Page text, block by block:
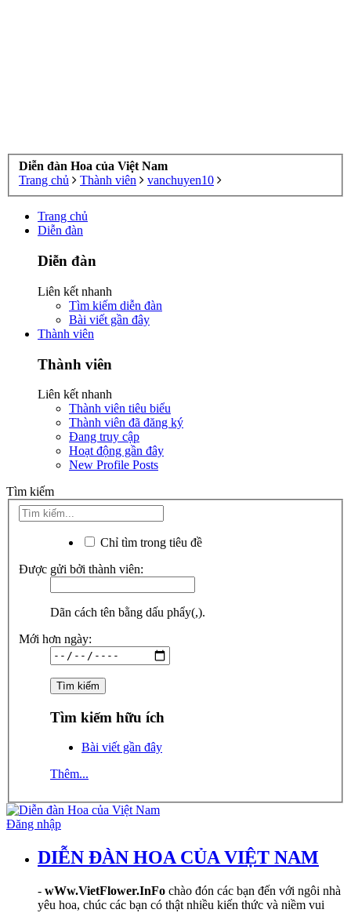
Diễn đàn Hoa của Việt Nam
Trang chủ
Thành viên vanchuyen10
Trang chủ
Diễn đàn
Diễn đàn
Liên kết nhanh
Tìm kiếm diễn đàn
Bài viết gần đây
Thành viên
Thành viên
Liên kết nhanh
Thành viên tiêu biểu
Thành viên đã đăng ký
Đang truy cập
Hoạt động gần đây
New Profile Posts
Tìm kiếm
Chỉ tìm trong tiêu đề
Được gửi bởi thành viên:
Dãn cách tên bằng dấu phẩy(,).
Mới hơn ngày:
Tìm kiếm hữu ích
Bài viết gần đây
Thêm...
Đăng nhập
DIỄN ĐÀN HOA CỦA VIỆT NAM
- wWw.VietFlower.InFo chào đón các bạn đến với ngôi nhà
yêu hoa, chúc các bạn có thật nhiều kiến thức và niềm vui